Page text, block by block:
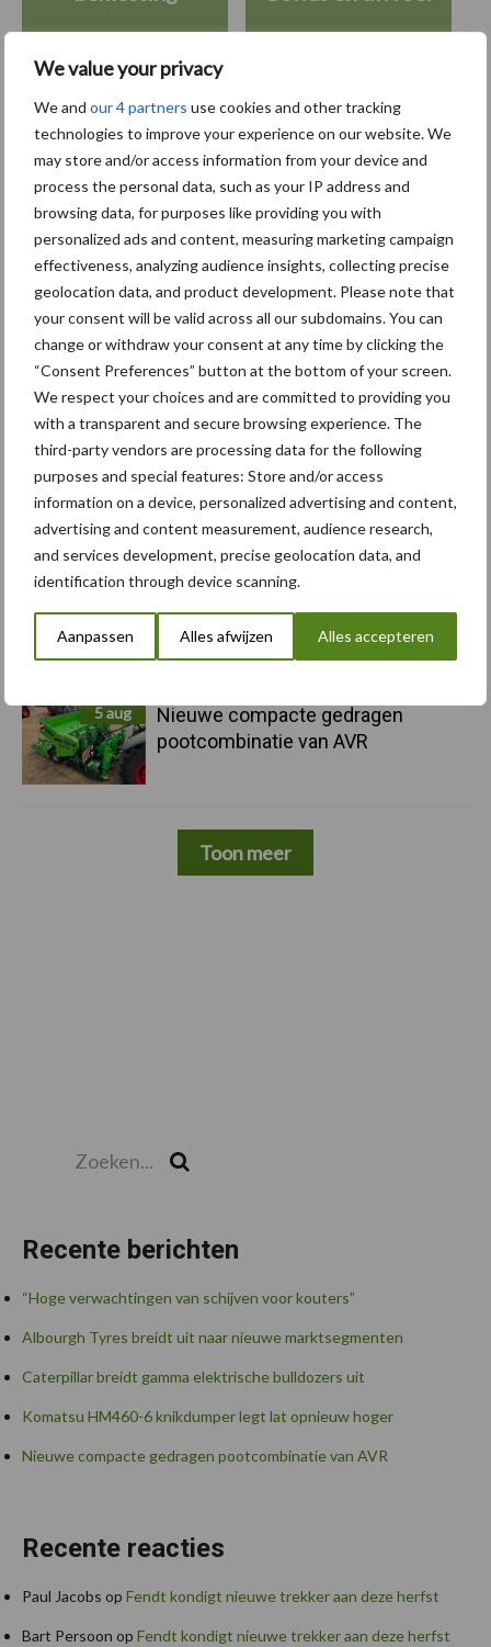
We value your privacy
We and our 4 partners use cookies and other tracking
technologies to improve your experience on our website. We
may store and/or access information from your device and
process the personal data, such as your IP address and
browsing data, for purposes like providing you with
personalized ads and content, measuring marketing campaign
effectiveness, analyzing audience insights, collecting precise
geolocation data, and product development. Please note that
your consent will be valid across all our subdomains. You can
change or withdraw your consent at any time by clicking the
“Consent Preferences” button at the bottom of your screen.
We respect your choices and are committed to providing you
with a transparent and secure browsing experience. The
third-party vendors are processing data for the following
purposes and special features: Store and/or access
information on a device, personalized advertising and content,
advertising and content measurement, audience research,
and services development, precise geolocation data, and
identification through device scanning.
Aanpassen Alles afwijzen Alles accepteren
Primaire
Sidebar
Recent nieuws Partner nieuws
6 aug
"Hoge verwachtingen van schijven
voor kouters"
5 aug
Albourgh Tyres breidt uit naar
nieuwe marktsegmenten
5 aug
Caterpillar breidt gamma
elektrische bulldozers uit
5 aug
Komatsu HM460-6 knikdumper legt
lat opnieuw hoger
5 aug
Nieuwe compacte gedragen
pootcombinatie van AVR
Toon meer
Recente berichten
“Hoge verwachtingen van schijven voor kouters”
Albourgh Tyres breidt uit naar nieuwe marktsegmenten
Caterpillar breidt gamma elektrische bulldozers uit
Komatsu HM460-6 knikdumper legt lat opnieuw hoger
Nieuwe compacte gedragen pootcombinatie van AVR
Recente reacties
Paul Jacobs op Fendt kondigt nieuwe trekker aan deze herfst
Bart Persoon op Fendt kondigt nieuwe trekker aan deze herfst
Toon meer